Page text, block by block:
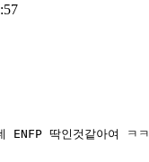
ENFP 딱인것같아여 ㅋㅋ